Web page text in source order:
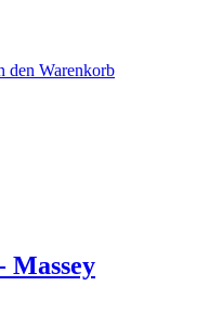
den Warenkorb